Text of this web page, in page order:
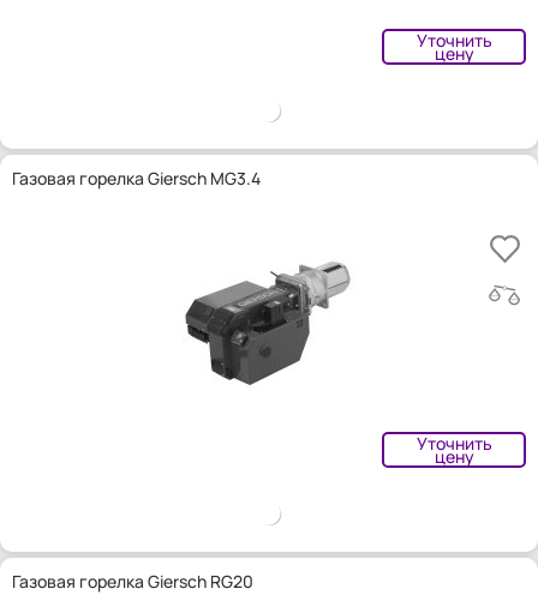
Уточнить
цену
Газовая горелка Giersch MG3.4
Уточнить
цену
Газовая горелка Giersch RG20